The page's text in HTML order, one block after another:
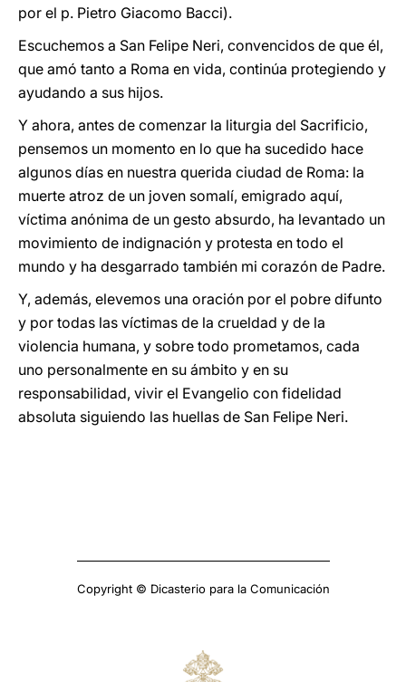
por el p. Pietro Giacomo Bacci).
Escuchemos a San Felipe Neri, convencidos de que él,
que amó tanto a Roma en vida, continúa protegiendo y
ayudando a sus hijos.
Y ahora, antes de comenzar la liturgia del Sacrificio,
pensemos un momento en lo que ha sucedido hace
algunos días en nuestra querida ciudad de Roma: la
muerte atroz de un joven somalí, emigrado aquí,
víctima anónima de un gesto absurdo, ha levantado un
movimiento de indignación y protesta en todo el
mundo y ha desgarrado también mi corazón de Padre.
Y, además, elevemos una oración por el pobre difunto
y por todas las víctimas de la crueldad y de la
violencia humana, y sobre todo prometamos, cada
uno personalmente en su ámbito y en su
responsabilidad, vivir el Evangelio con fidelidad
absoluta siguiendo las huellas de San Felipe Neri.
Copyright © Dicasterio para la Comunicación